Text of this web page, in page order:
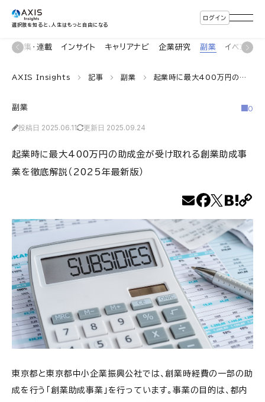
選択肢を知ると、人生はもっと自由になる
ログイン
特集・連載 インサイト キャリアナビ 企業研究 副業 イベント
AXIS Insights 記事 副業 起業時に最大400万円の助成金が受け取れる創業助成事業を徹底解説（2025年最新版）
副業
投稿日 2025.06.11 更新日 2025.09.24
0
起業時に最大400万円の助成金が受け取れる創業助成事
業を徹底解説（2025年最新版）
東京都と東京都中小企業振興公社では、創業時経費の一部の助
成を行う「創業助成事業」を行っています。事業の目的は、都内